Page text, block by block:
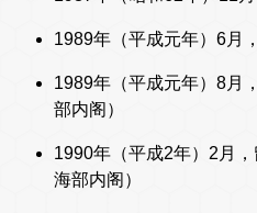
1989年（平成元年）6月
1989年（平成元年）8月
部内阁）
1990年（平成2年）2月
海部内阁）